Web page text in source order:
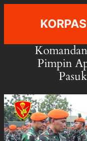
Pimpin